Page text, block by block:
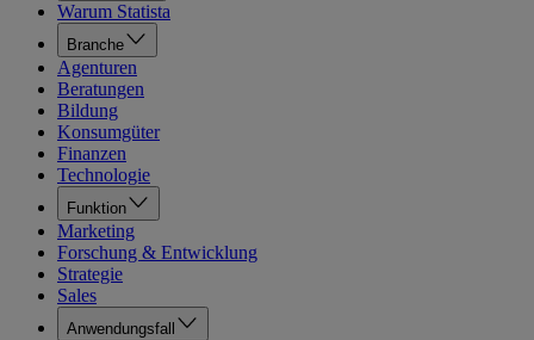
Warum Statista
Branche
Agenturen
Beratungen
Bildung
Konsumgüter
Finanzen
Technologie
Funktion
Marketing
Forschung & Entwicklung
Strategie
Sales
Anwendungsfall